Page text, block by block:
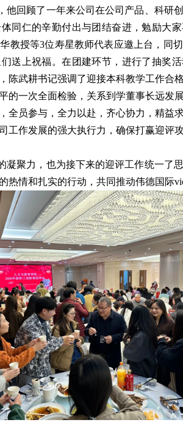
他回顾了一年来公司在公司产品、科研
同仁的辛勤付出与团结奋进，勉励大
教授等3位寿星教师代表应邀上台，同
送上祝福。在团建环节，进行了抽奖
陈武耕书记强调了迎接本科教学工作合
的一次全面检验，关系到学董事长远发
全员参与，全力以赴，齐心协力，精益
工作发展的强大执行力，确保打赢迎评
凝聚力，也为接下来的迎评工作统一了
热情和扎实的行动，共同推动伟德国际